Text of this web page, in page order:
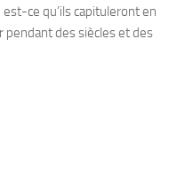
ce qu’ils capituleront en
pendant des siècles et des